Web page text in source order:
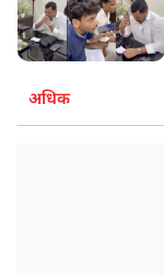
अधिक